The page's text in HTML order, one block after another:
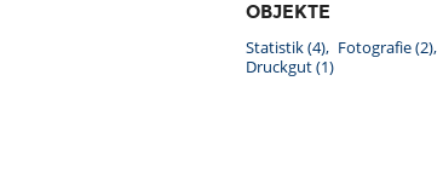
OBJEKTE
Statistik(4) Fotografie(2)
Druckgut(1)